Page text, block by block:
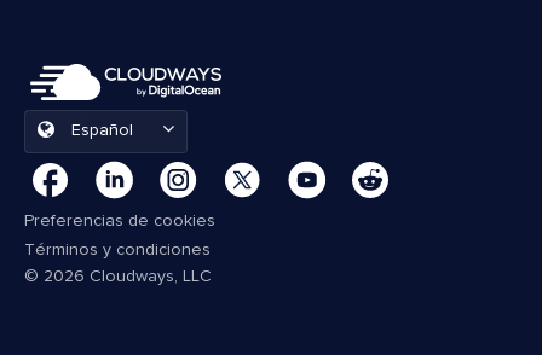
Español
Preferencias de cookies
Términos y condiciones
© 2026 Cloudways, LLC